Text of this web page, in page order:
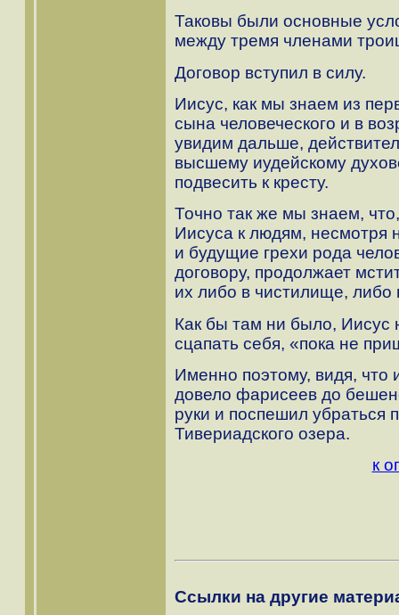
Таковы были основные
между тремя членами
Договор вступил в силу.
Иисус, как мы знаем из
сына человеческого и в
увидим дальше,
высшему иудейскому
подвесить к кресту.
Точно так же мы знаем,
Иисуса к людям, несмотря
и будущие грехи рода
договору, продолжает
их либо в чистилище, либо
Как бы там ни было, Иисус
сцапать себя, «пока не
Именно поэтому, видя, что
довело фарисеев до
руки и поспешил убраться
Тивериадского озера.
к
Ссылки на другие